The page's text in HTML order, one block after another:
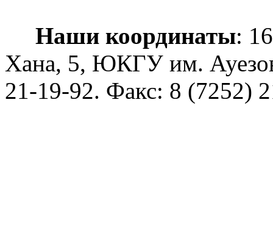
Наши координаты:
Хана, 5, ЮКГУ им.
21-19-92. Факс: 8 (7252)